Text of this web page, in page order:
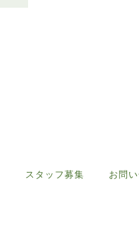
スタッフ募集 お問